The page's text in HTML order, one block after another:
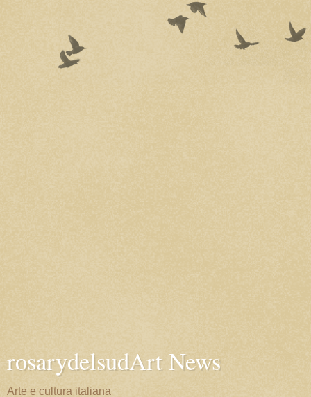
rosarydelsudArt News
Arte e cultura italiana